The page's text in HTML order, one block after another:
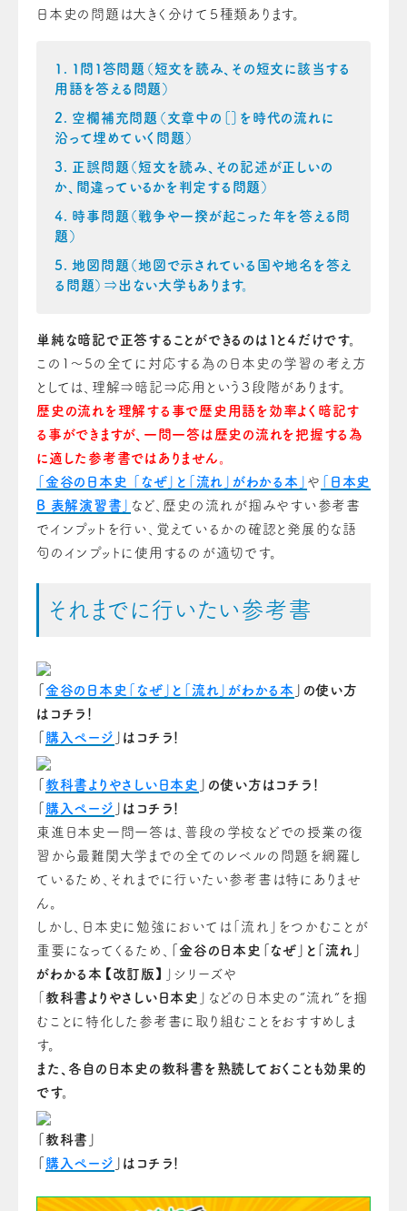
日本史の問題は大きく分けて５種類あります。
１問１答問題（短文を読み、その短文に該当する
用語を答える問題）
空欄補充問題（文章中の［］を時代の流れに
沿って埋めていく問題）
正誤問題（短文を読み、その記述が正しいの
か、間違っているかを判定する問題）
時事問題（戦争や一揆が起こった年を答える問
題）
地図問題（地図で示されている国や地名を答え
る問題）⇒出ない大学もあります。
単純な暗記で正答することができるのは１と４だけです。
この1～5の全てに対応する為の日本史の学習の考え方
としては、理解⇒暗記⇒応用という３段階があります。
歴史の流れを理解する事で歴史用語を効率よく暗記す
る事ができますが、一問一答は歴史の流れを把握する為
に適した参考書ではありません。
「金谷の日本史 「なぜ」と「流れ」がわかる本」 や
「日本史
B 表解演習書」
など、歴史の流れが掴みやすい参考書
でインプットを行い、覚えているかの確認と発展的な語
句のインプットに使用するのが適切です。
それまでに行いたい参考書
金谷の日本史「なぜ」と「流れ」がわかる本
」の使い方
はコチラ！
購入ページ 」はコチラ！
教科書よりやさしい日本史
」の使い方はコチラ！
購入ページ 」はコチラ！
東進日本史一問一答は、普段の学校などでの授業の復
習から最難関大学までの全てのレベルの問題を網羅し
ているため、それまでに行いたい参考書は特にありませ
ん。
しかし、日本史に勉強においては「流れ」をつかむことが
重要になってくるため、
金谷の日本史「なぜ」と「流れ」
がわかる本【改訂版】
」シリーズや
教科書よりやさしい日本史
」などの日本史の”流れ”を掴
むことに特化した参考書に取り組むことをおすすめしま
す。
また、各自の日本史の教科書を熟読しておくことも効果的
です。
「教科書」
購入ページ 」はコチラ！